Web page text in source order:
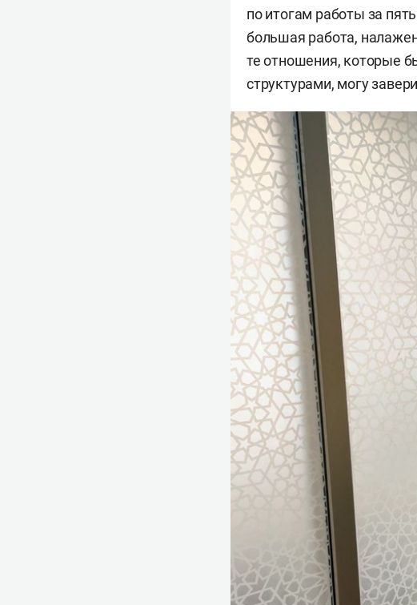
по итогам работы за
большая работа,
те отношения, которые
структурами, могу